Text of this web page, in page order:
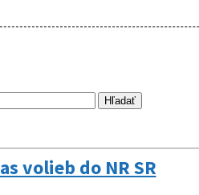
volieb do NR SR